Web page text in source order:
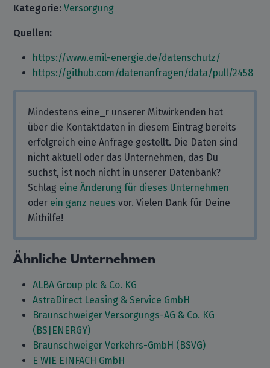
Kategorie: Versorgung
Quellen:
https://www.emil-energie.de/datenschutz/
https://github.com/datenanfragen/data/pull/2458
Mindestens eine_r unserer Mitwirkenden hat
über die Kontaktdaten in diesem Eintrag bereits
erfolgreich eine Anfrage gestellt. Die Daten sind
nicht aktuell oder das Unternehmen, das Du
suchst, ist noch nicht in unserer Datenbank?
Schlag eine Änderung für dieses Unternehmen
oder ein ganz neues vor. Vielen Dank für Deine
Mithilfe!
Ähnliche Unternehmen
ALBA Group plc & Co. KG
AstraDirect Leasing & Service GmbH
Braunschweiger Versorgungs-AG & Co. KG
(BS|ENERGY)
Braunschweiger Verkehrs-GmbH (BSVG)
E WIE EINFACH GmbH